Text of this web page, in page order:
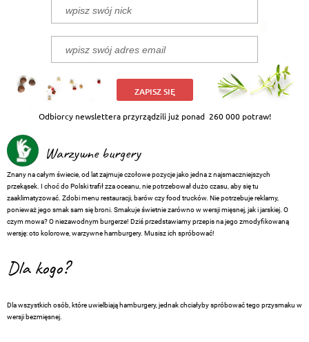
ZAPISZ SIĘ
Odbiorcy newslettera przyrządzili już ponad 260 000 potraw!
Warzywne burgery
Znany na całym świecie, od lat zajmuje czołowe pozycje jako jedna z najsmaczniejszych
przekąsek. I choć do Polski trafił zza oceanu, nie potrzebował dużo czasu, aby się tu
zaaklimatyzować. Zdobi menu restauracji, barów czy food trucków. Nie potrzebuje reklamy,
ponieważ jego smak sam się broni. Smakuje świetnie zarówno w wersji mięsnej, jak i jarskiej. O
czym mowa? O niezawodnym burgerze! Dziś przedstawiamy przepis na jego zmodyfikowaną
wersję: oto kolorowe, warzywne hamburgery. Musisz ich spróbować!
Dla kogo?
Dla wszystkich osób, które uwielbiają hamburgery, jednak chciałyby spróbować tego przysmaku w
wersji bezmięsnej.